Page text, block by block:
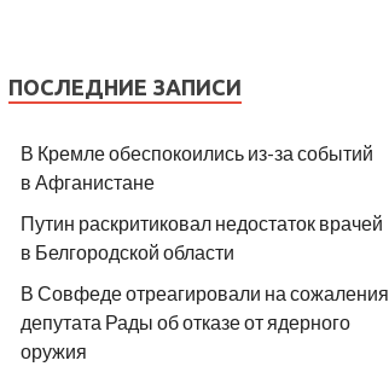
ПОСЛЕДНИЕ ЗАПИСИ
В Кремле обеспокоились из-за событий
в Афганистане
Путин раскритиковал недостаток врачей
в Белгородской области
В Совфеде отреагировали на сожаления
депутата Рады об отказе от ядерного
оружия